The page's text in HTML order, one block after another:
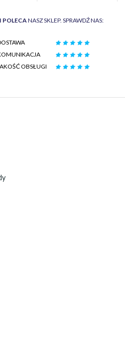
POLECANASZ SKLEP. SPRAWDŹ NAS:
OBSŁUGI